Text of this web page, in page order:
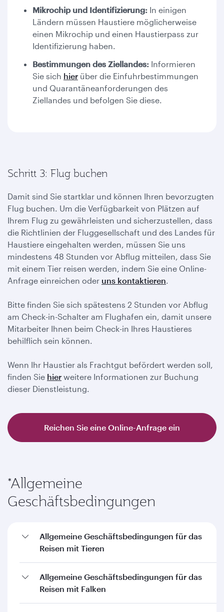
Mikrochip und Identifizierung: In einigen
Ländern müssen Haustiere möglicherweise
einen Mikrochip und einen Haustierpass zur
Identifizierung haben.
Bestimmungen des Ziellandes: Informieren
Sie sich hier über die Einfuhrbestimmungen
und Quarantäneanforderungen des
Ziellandes und befolgen Sie diese.
Schritt 3: Flug buchen
Damit sind Sie startklar und können Ihren bevorzugten
Flug buchen. Um die Verfügbarkeit von Plätzen auf
Ihrem Flug zu gewährleisten und sicherzustellen, dass
die Richtlinien der Fluggesellschaft und des Landes für
Haustiere eingehalten werden, müssen Sie uns
mindestens 48 Stunden vor Abflug mitteilen, dass Sie
mit einem Tier reisen werden, indem Sie eine Online-
Anfrage einreichen oder uns kontaktieren.
Bitte finden Sie sich spätestens 2 Stunden vor Abflug
am Check-in-Schalter am Flughafen ein, damit unsere
Mitarbeiter Ihnen beim Check-in Ihres Haustieres
behilflich sein können.
Wenn Ihr Haustier als Frachtgut befördert werden soll,
finden Sie hier weitere Informationen zur Buchung
dieser Dienstleistung.
Reichen Sie eine Online-Anfrage ein
*Allgemeine
Geschäftsbedingungen
Allgemeine Geschäftsbedingungen für das
Reisen mit Tieren
Allgemeine Geschäftsbedingungen für das
Reisen mit Falken